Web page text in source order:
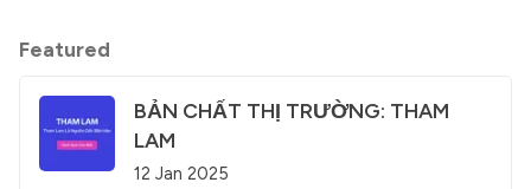
Featured
BẢN CHẤT THỊ TRƯỜNG: THAM
LAM
12 Jan 2025